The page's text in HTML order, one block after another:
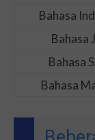
Bahasa
Bahasa
Bahasa
Bahasa